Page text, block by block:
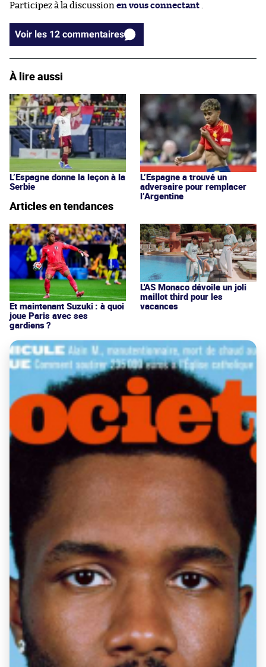
Participez à la discussion en vous connectant
Voir les 12 commentaires
À lire aussi
L’Espagne donne la leçon à la
Serbie
L’Espagne a trouvé un
adversaire pour remplacer
l’Argentine
Articles en tendances
Et maintenant Suzuki : à quoi
joue Paris avec ses
gardiens ?
L'AS Monaco dévoile un joli
maillot third pour les
vacances